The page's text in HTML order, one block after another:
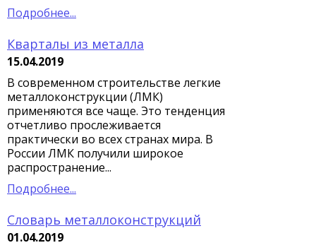
Подробнее...
Кварталы из металла
15.04.2019
В современном строительстве легкие
металлоконструкции (ЛМК)
применяются все чаще. Это тенденция
отчетливо прослеживается
практически во всех странах мира. В
России ЛМК получили широкое
распространение...
Подробнее...
Словарь металлоконструкций
01.04.2019